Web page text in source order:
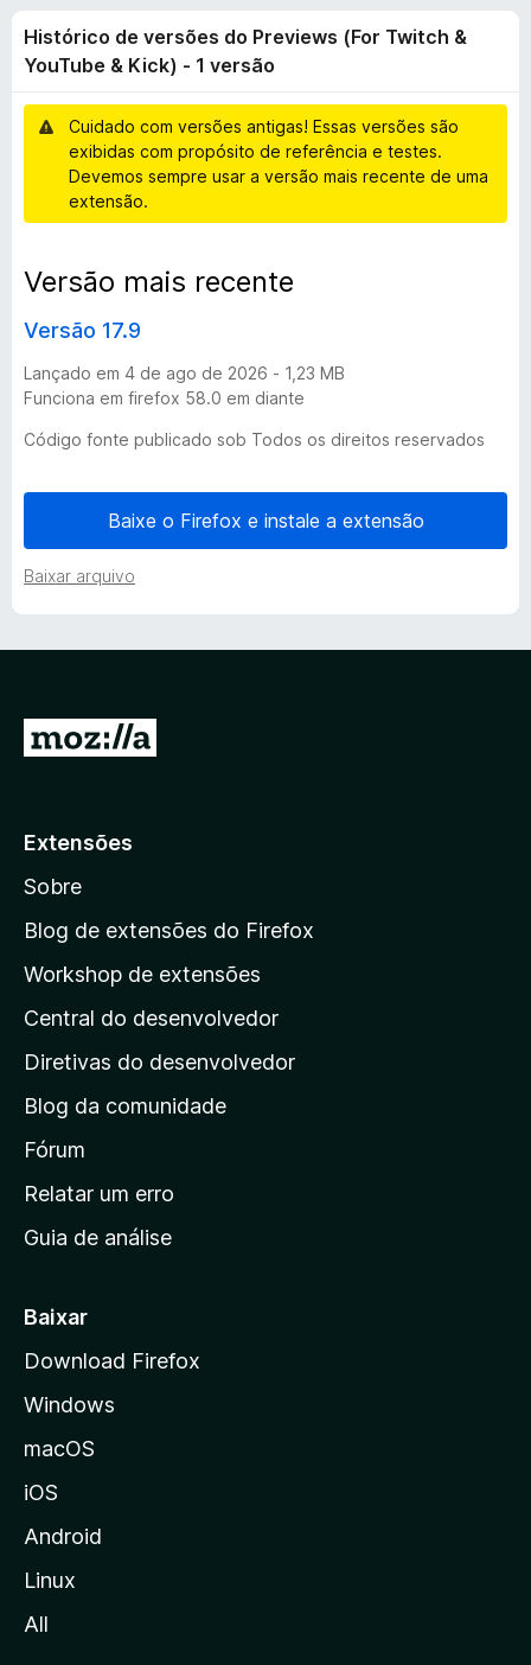
o
r
F
i
r
f
x
i
c
o
d
v
e
r
e
s
o
r
e
v
i
e
w
s
F
o
r
w
,
7
e
5
Histórico de versões do Previews (For Twitch &
YouTube & Kick) - 1 versão
Cuidado com versões antigas! Essas versões são
exibidas com propósito de referência e testes.
Devemos sempre usar a versão mais recente de uma
extensão.
Versão mais recente
Versão 17.9
Lançado em 4 de ago de 2026 - 1,23 MB
Funciona em firefox 58.0 em diante
Código fonte publicado sob Todos os direitos reservados
Baixe o Firefox e instale a extensão
Baixar arquivo
a
a
a
á
g
i
a
i
n
c
a
d
a
z
i
a
Extensões
Sobre
Blog de extensões do Firefox
Workshop de extensões
Central do desenvolvedor
Diretivas do desenvolvedor
Blog da comunidade
Fórum
Relatar um erro
Guia de análise
Baixar
Download Firefox
Windows
macOS
iOS
Android
Linux
All